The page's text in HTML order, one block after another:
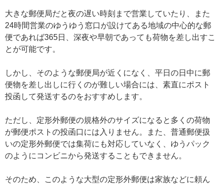
大きな郵便局だと夜の遅い時刻まで営業していたり、また
24時間営業のゆうゆう窓口が設けてある地域の中心的な郵
便であれば365日、深夜や早朝であっても荷物を差し出すこ
とが可能です。
しかし、そのような郵便局が近くになく、平日の日中に郵
便物を差し出しに行くのが難しい場合には、素直にポスト
投函して発送するのをおすすめします。
ただし、定形外郵便の規格外のサイズになると多くの荷物
が郵便ポストの投函口には入りません。また、普通郵便扱
いの定形外郵便では集荷にも対応していなく、ゆうパック
のようにコンビニから発送することもできません。
そのため、このような大型の定形外郵便は家族などに頼ん